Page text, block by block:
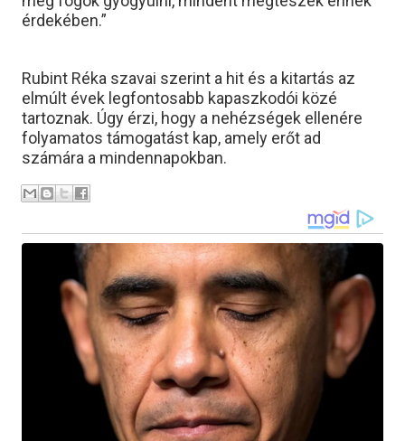
érdekében.”
Rubint Réka szavai szerint a hit és a kitartás az
elmúlt évek legfontosabb kapaszkodói közé
tartoznak. Úgy érzi, hogy a nehézségek ellenére
folyamatos támogatást kap, amely erőt ad
számára a mindennapokban.